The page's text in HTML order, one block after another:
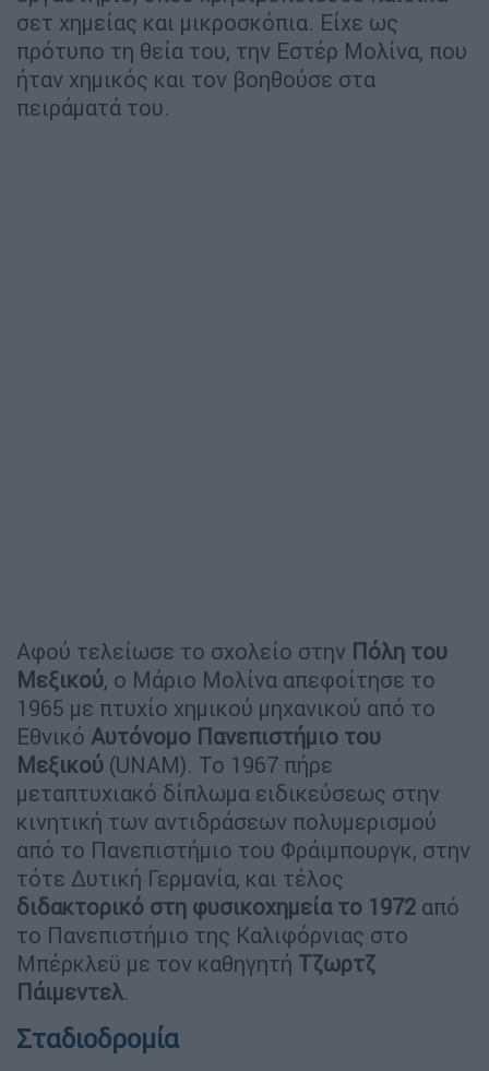
σετ χημείας και μικροσκόπια. Είχε ως
πρότυπο τη θεία του, την Εστέρ Μολίνα, που
ήταν χημικός και τον βοηθούσε στα
πειράματά του.
Αφού τελείωσε το σχολείο στην Πόλη του
Μεξικού, ο Μάριο Μολίνα απεφοίτησε το
1965 με πτυχίο χημικού μηχανικού από το
Εθνικό Αυτόνομο Πανεπιστήμιο του
Μεξικού (UNAM). Το 1967 πήρε
μεταπτυχιακό δίπλωμα ειδικεύσεως στην
κινητική των αντιδράσεων πολυμερισμού
από το Πανεπιστήμιο του Φράιμπουργκ, στην
τότε Δυτική Γερμανία, και τέλος
διδακτορικό στη φυσικοχημεία το 1972 από
το Πανεπιστήμιο της Καλιφόρνιας στο
Μπέρκλεϋ με τον καθηγητή Τζωρτζ
Πάιμεντελ.
Σταδιοδρομία